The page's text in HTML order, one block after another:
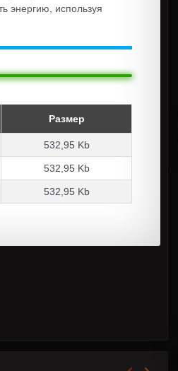
энергию, используя
Размер
532,95 Kb
532,95 Kb
532,95 Kb